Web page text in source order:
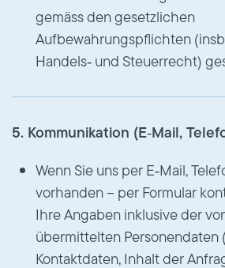
gemäss den gesetzlichen
Aufbewahrungspflichten
Handels‑ und Steuerrecht)
5. Kommunikation (E‑Mail,
Wenn Sie uns per E‑Mail,
vorhanden – per Formular
Ihre Angaben inklusive der
übermittelten Personendaten
Kontaktdaten, Inhalt der